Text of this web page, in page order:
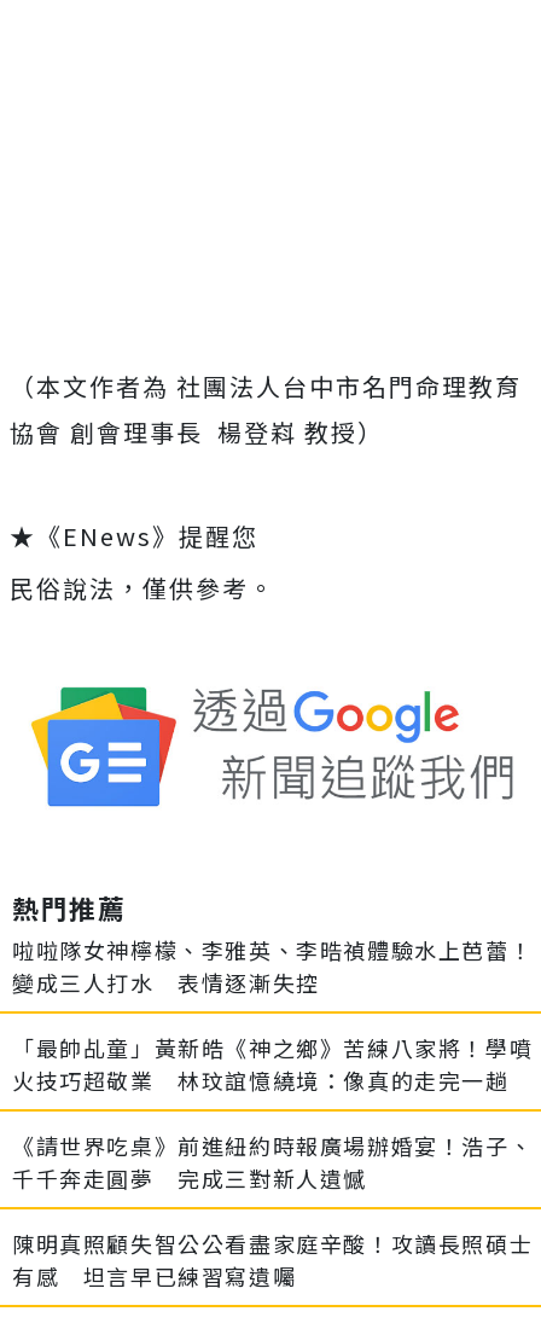
（本文作者為 社團法人台中市名門命理教育
協會 創會理事長 楊登嵙 教授）
★《ENews》提醒您
民俗說法，僅供參考。
熱門推薦
啦啦隊女神檸檬、李雅英、李晧禎體驗水上芭蕾！
變成三人打水 表情逐漸失控
「最帥乩童」黃新皓《神之鄉》苦練八家將！學噴
火技巧超敬業 林玟誼憶繞境：像真的走完一趟
《請世界吃桌》前進紐約時報廣場辦婚宴！浩子、
千千奔走圓夢 完成三對新人遺憾
陳明真照顧失智公公看盡家庭辛酸！攻讀長照碩士
有感 坦言早已練習寫遺囑